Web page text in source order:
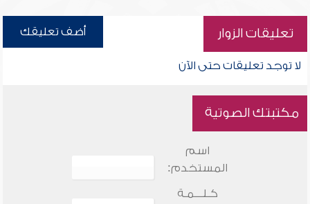
تعليقات الزوار أضف تعليقك
لا توجد تعليقات حتى الآن
مكتبتك الصوتية
اسم
المستخدم:
كـلـــمـة